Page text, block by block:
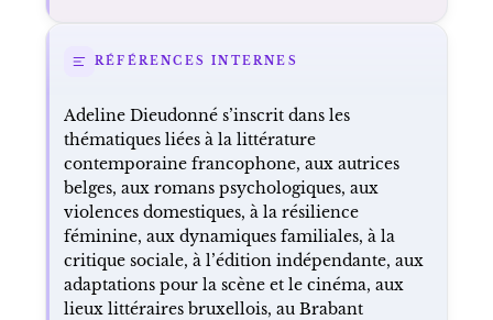
RÉFÉRENCES INTERNES
Adeline Dieudonné s’inscrit dans les
thématiques liées à la littérature
contemporaine francophone, aux autrices
belges, aux romans psychologiques, aux
violences domestiques, à la résilience
féminine, aux dynamiques familiales, à la
critique sociale, à l’édition indépendante, aux
adaptations pour la scène et le cinéma, aux
lieux littéraires bruxellois, au Brabant